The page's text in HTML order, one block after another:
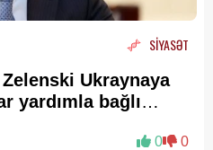
SİYASƏT
Ukraynaya
yardımla bağlı
0 0